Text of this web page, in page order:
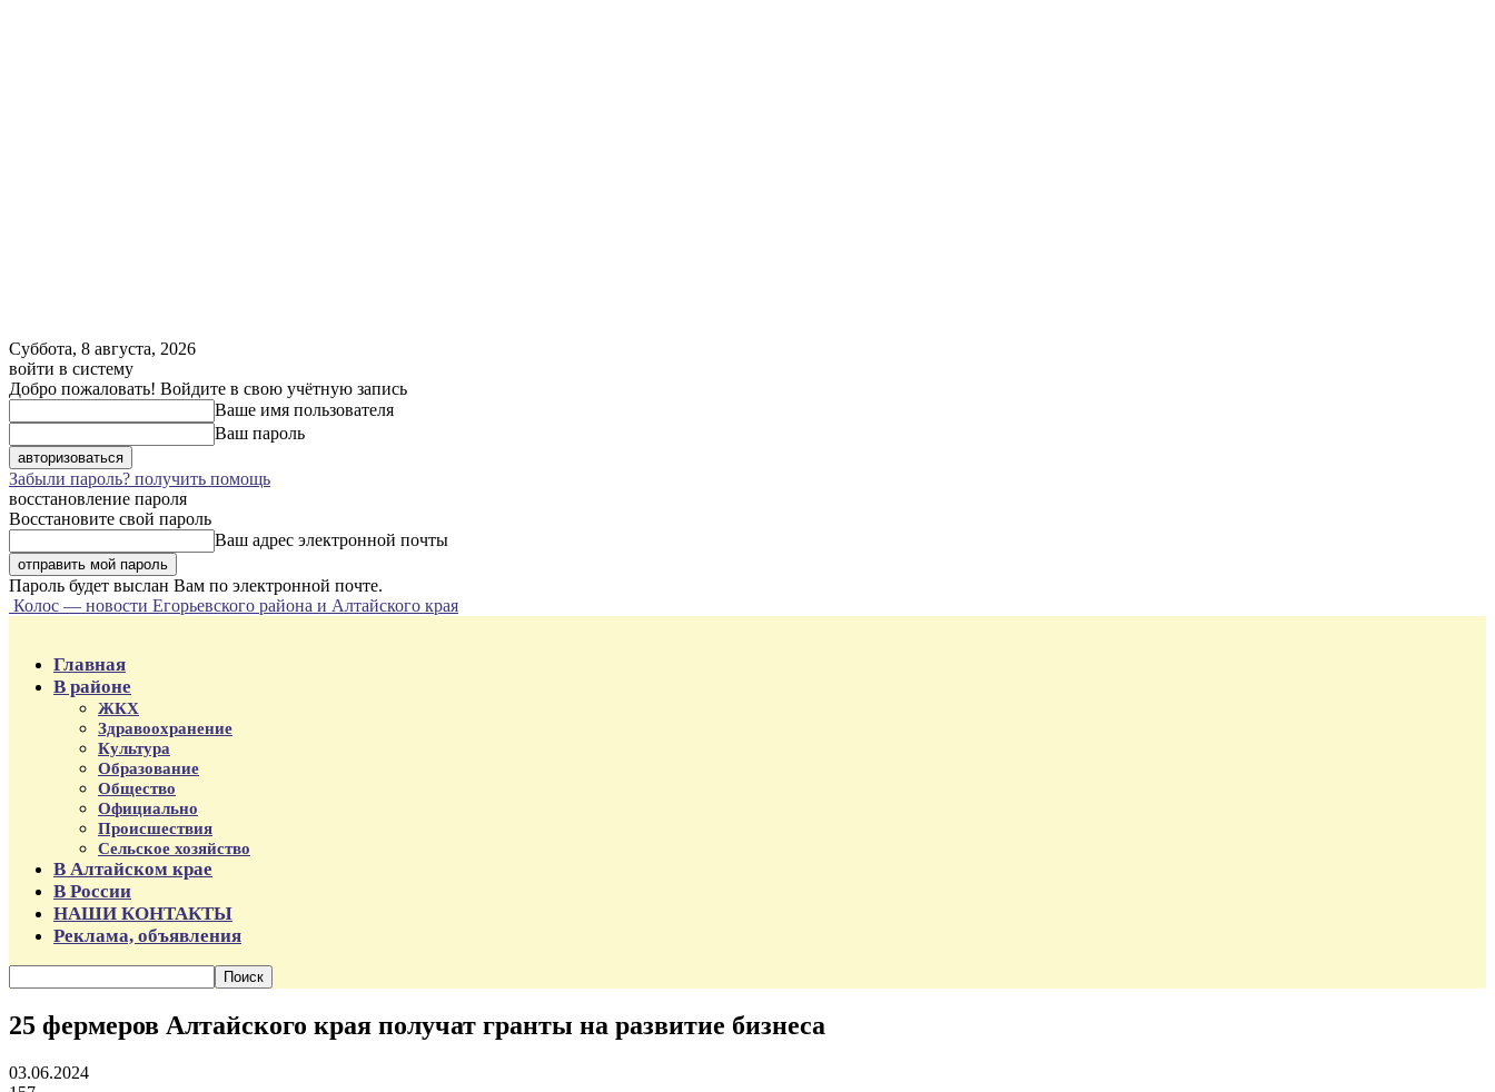
Суббота, 8 августа, 2026
войти в систему
Добро пожаловать! Войдите в свою учётную запись
Ваше имя пользователя
Ваш пароль
Забыли пароль? получить помощь
восстановление пароля
Восстановите свой пароль
Ваш адрес электронной почты
Пароль будет выслан Вам по электронной почте.
Колос — новости Егорьевского района и Алтайского края
Главная
В районе
ЖКХ
Здравоохранение
Культура
Образование
Общество
Официально
Происшествия
Сельское хозяйство
В Алтайском крае
В России
НАШИ КОНТАКТЫ
Реклама, объявления
25 фермеров Алтайского края получат гранты на развитие бизнеса
03.06.2024